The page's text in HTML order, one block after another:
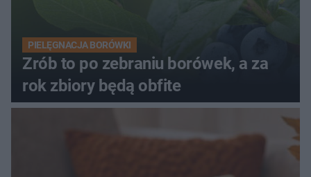
PIELĘGNACJA BORÓWKI
Zrób to po zebraniu borówek, a za
rok zbiory będą obfite